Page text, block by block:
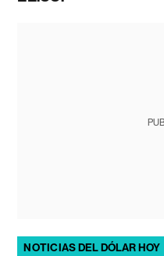
NOTICIAS DEL DÓLAR HOY